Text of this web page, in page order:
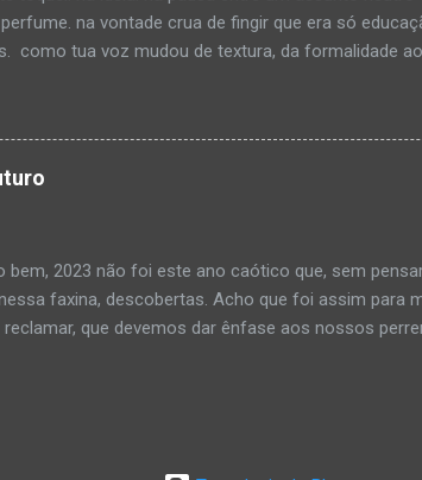
na vontade crua de fingir que era só
como tua voz mudou de textura, da formalidade
espaço. no jeito que tua camisa dobra no
ri sem motivo. eu imaginei teu cheiro. não o do
eu gosto de comando. Nada é mais perigoso do
bem, 2023 não foi este ano caótico que, sem
faxina, descobertas. Acho que foi assim para
reclamar, que devemos dar ênfase aos nossos
não dão certo. Tanto que lembramos muito mais
minha cabeça. Uma animação Disney com nuvens e